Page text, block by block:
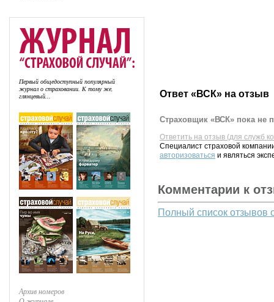
Первый общедоступный популярный
журнал о страховании. К тому же,
глянцевый...
Архив номеров
Ответ «ВСК» на отзыв
Страховщик «ВСК» пока не
Ответить на отзыв (для служб
Специалист страховой
авторизоваться и являться
Комментарии к
Полный список отзывов